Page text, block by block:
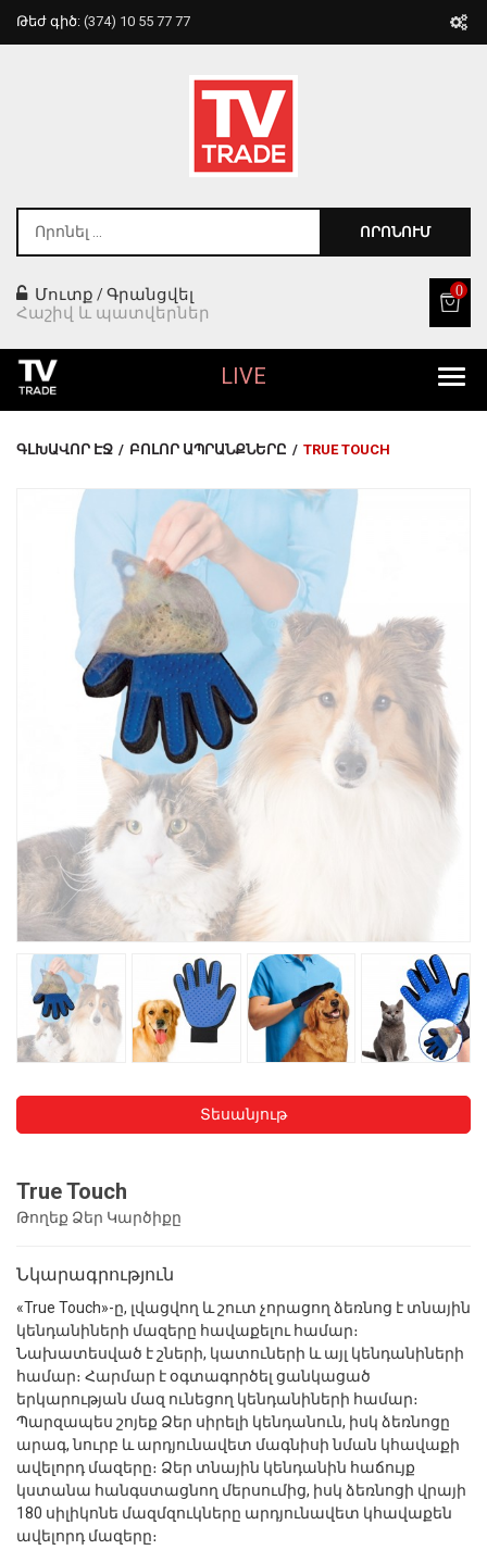
Թեժ գիծ: (374) 10 55 77 77
ՈՐՈՆՈՒՄ
Մուտք /Գրանցվել
Հաշիվ և պատվերներ
0
Խոհանոցային
Ֆիտնես
Գեղեցկություն ԵՒ Խնամք
Երեխաների Համար
Լավագույն Վաճառք
LIVE
ԳԼԽԱՎՈՐ ԷՋ / ԲՈԼՈՐ ԱՊՐԱՆՔՆԵՐԸ / TRUE TOUCH
Տեսանյութ
True Touch
Թողեք Ձեր Կարծիքը
Նկարագրություն
«True Touch»-ը, լվացվող և շուտ չորացող ձեռնոց է տնային
կենդանիների մազերը հավաքելու համար։
Նախատեսված է շների, կատուների և այլ կենդանիների
համար։ Հարմար է օգտագործել ցանկացած
երկարության մազ ունեցող կենդանիների համար։
Պարզապես շոյեք Ձեր սիրելի կենդանուն, իսկ ձեռնոցը
արագ, նուրբ և արդյունավետ մագնիսի նման կհավաքի
ավելորդ մազերը։ Ձեր տնային կենդանին հաճույք
կստանա հանգստացնող մերսումից, իսկ ձեռնոցի վրայի
180 սիլիկոնե մազմզուկները արդյունավետ կհավաքեն
ավելորդ մազերը։